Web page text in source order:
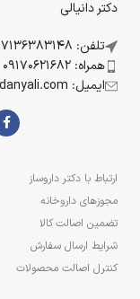
دکتر دانیالی
تلفن: 07136383148
همراه: 09170621682
ایمیل: info@drdanyali.com
ارتباط با دکتر داروساز
مجوزهای داروخانه
تضمین اصالت کالا
شرایط ارسال سفارش
کنترل اصالت محصولات